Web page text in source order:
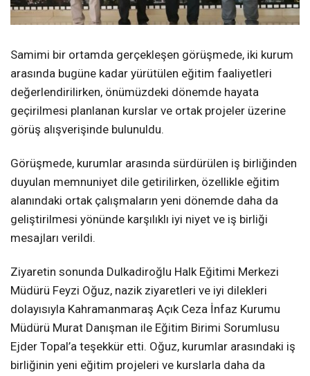
Samimi bir ortamda gerçekleşen görüşmede, iki kurum
arasında bugüne kadar yürütülen eğitim faaliyetleri
değerlendirilirken, önümüzdeki dönemde hayata
geçirilmesi planlanan kurslar ve ortak projeler üzerine
görüş alışverişinde bulunuldu.
Görüşmede, kurumlar arasında sürdürülen iş birliğinden
duyulan memnuniyet dile getirilirken, özellikle eğitim
alanındaki ortak çalışmaların yeni dönemde daha da
geliştirilmesi yönünde karşılıklı iyi niyet ve iş birliği
mesajları verildi.
Ziyaretin sonunda Dulkadiroğlu Halk Eğitimi Merkezi
Müdürü Feyzi Oğuz, nazik ziyaretleri ve iyi dilekleri
dolayısıyla Kahramanmaraş Açık Ceza İnfaz Kurumu
Müdürü Murat Danışman ile Eğitim Birimi Sorumlusu
Ejder Topal’a teşekkür etti. Oğuz, kurumlar arasındaki iş
birliğinin yeni eğitim projeleri ve kurslarla daha da